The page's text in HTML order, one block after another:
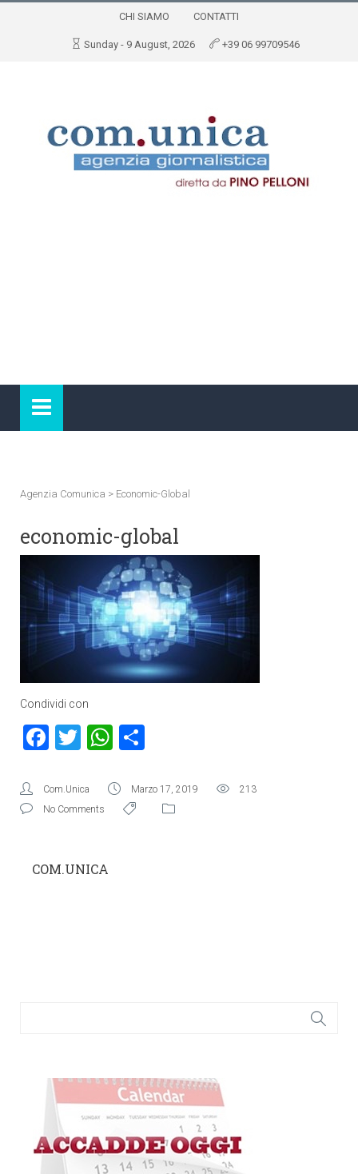
CHI SIAMO CONTATTI
Sunday - 9 August, 2026 +39 06 99709546
Agenzia Comunica > Economic-Global
economic-global
Condividi con
Facebook
TwitterWhatsApp
Com.Unica Marzo 17, 2019
213
No Comments
COM.UNICA